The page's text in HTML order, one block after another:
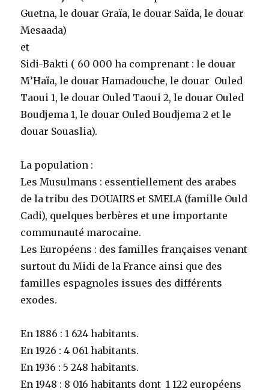
Guetna, le douar Graïa, le douar Saïda, le douar
Mesaada)
et
Sidi-Bakti ( 60 000 ha comprenant : le douar
M’Haïa, le douar Hamadouche, le douar Ouled
Taoui 1, le douar Ouled Taoui 2, le douar Ouled
Boudjema 1, le douar Ouled Boudjema 2 et le
douar Souaslia).
La population :
Les Musulmans : essentiellement des arabes
de la tribu des DOUAIRS et SMELA (famille Ould
Cadi), quelques berbères et une importante
communauté marocaine.
Les Européens : des familles françaises venant
surtout du Midi de la France ainsi que des
familles espagnoles issues des différents
exodes.
En 1886 : 1 624 habitants.
En 1926 : 4 061 habitants.
En 1936 : 5 248 habitants.
En 1948 : 8 016 habitants dont 1 122 européens